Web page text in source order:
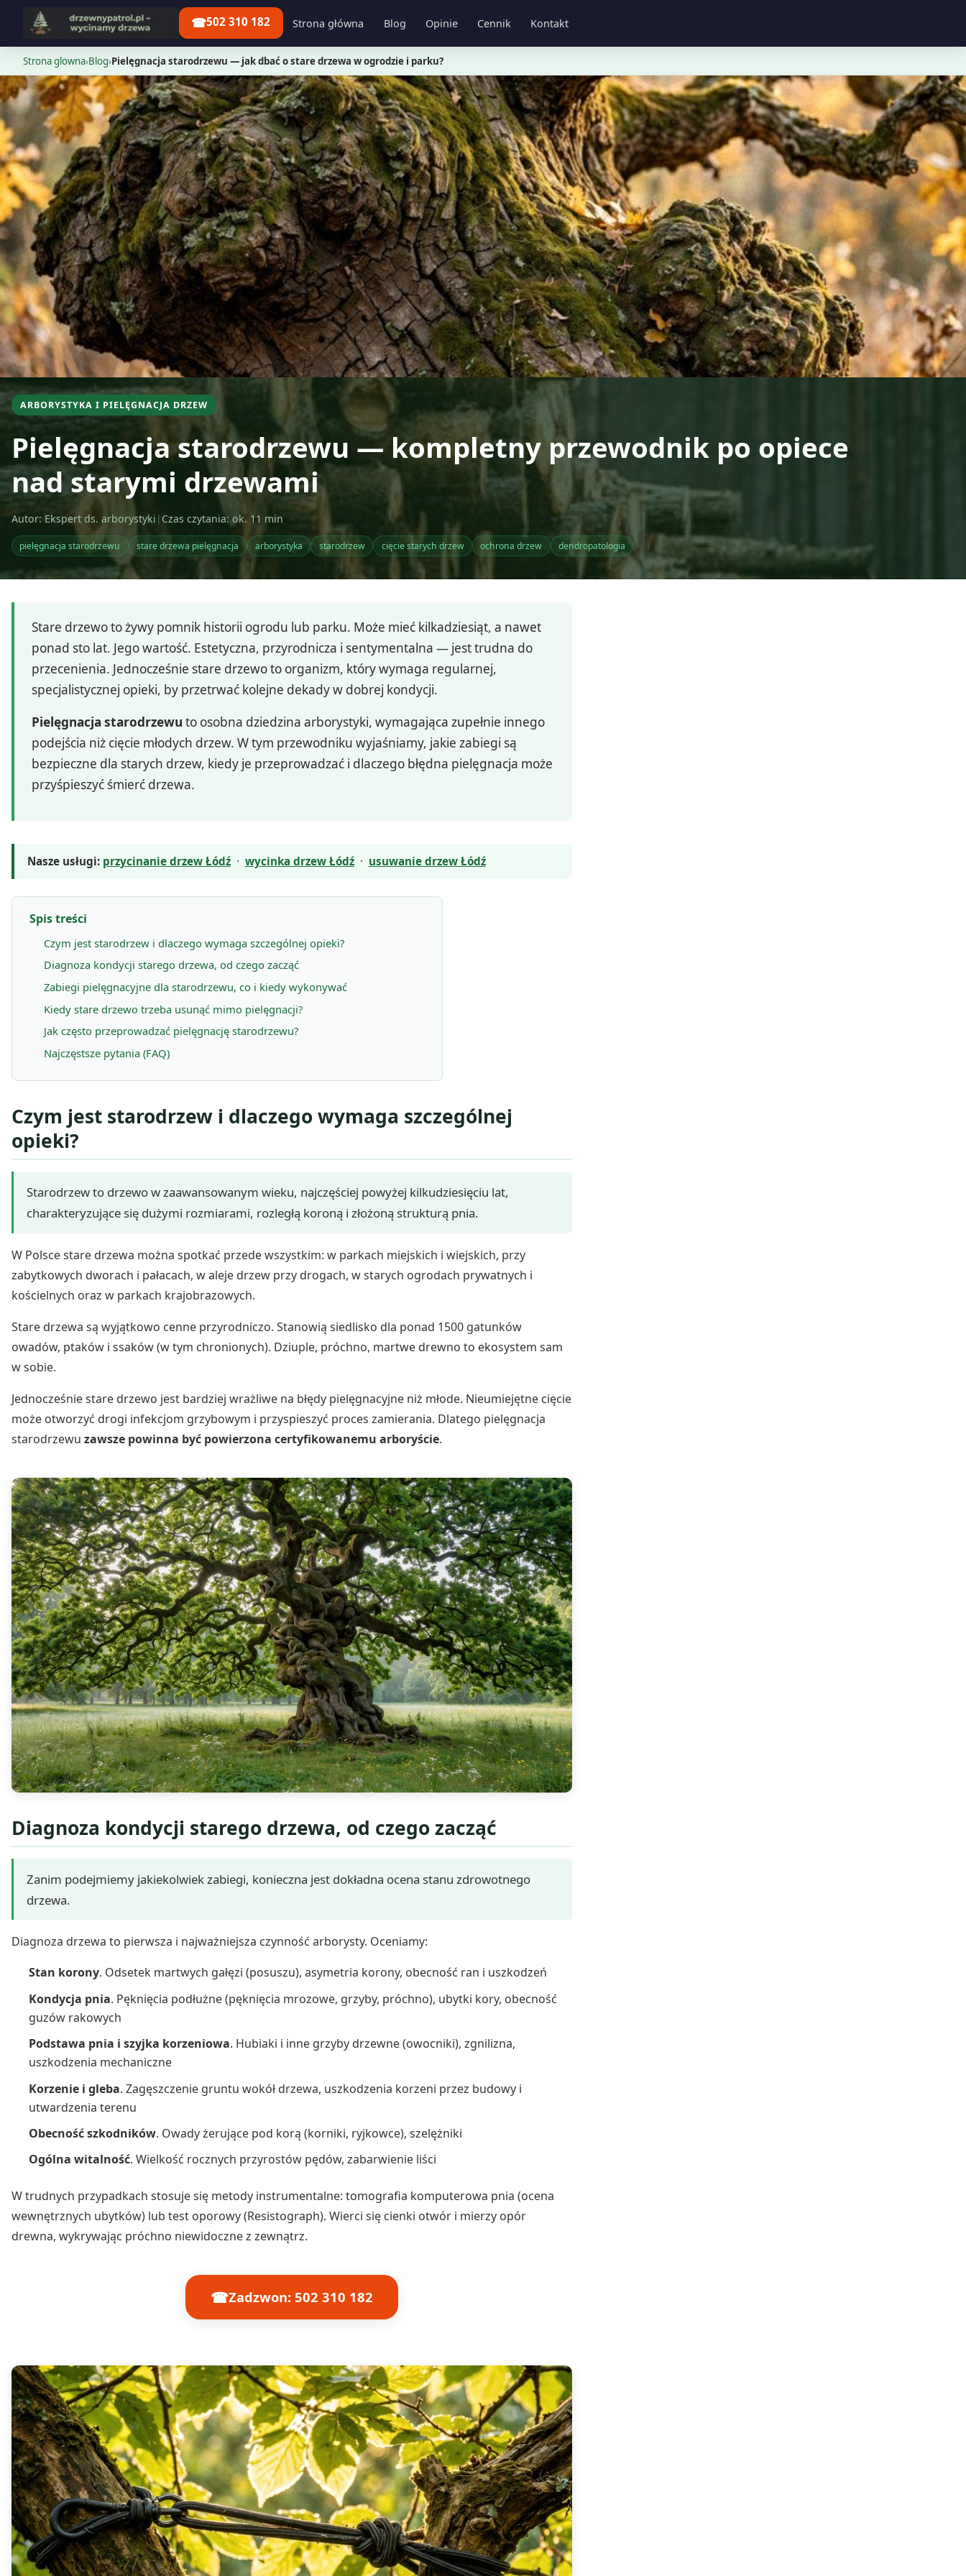
☎502 310 182 Strona główna Blog Opinie Cennik Kontakt
Strona glowna›Blog›Pielęgnacja starodrzewu — jak dbać o stare drzewa w ogrodzie i parku?
ARBORYSTYKA I PIELĘGNACJA DRZEW
Pielęgnacja starodrzewu — kompletny przewodnik po opiece
nad starymi drzewami
Autor: Ekspert ds. arborystyki | Czas czytania: ok. 11 min
pielęgnacja starodrzewu stare drzewa pielęgnacja arborystyka starodrzew cięcie starych drzew ochrona drzew dendropatologia
Stare drzewo to żywy pomnik historii ogrodu lub parku. Może mieć kilkadziesiąt, a nawet
ponad sto lat. Jego wartość. Estetyczna, przyrodnicza i sentymentalna — jest trudna do
przecenienia. Jednocześnie stare drzewo to organizm, który wymaga regularnej,
specjalistycznej opieki, by przetrwać kolejne dekady w dobrej kondycji.
Pielęgnacja starodrzewu to osobna dziedzina arborystyki, wymagająca zupełnie innego
podejścia niż cięcie młodych drzew. W tym przewodniku wyjaśniamy, jakie zabiegi są
bezpieczne dla starych drzew, kiedy je przeprowadzać i dlaczego błędna pielęgnacja może
przyśpieszyć śmierć drzewa.
Nasze usługi: przycinanie drzew Łódź· wycinka drzew Łódź· usuwanie drzew Łódź
Spis treści
Czym jest starodrzew i dlaczego wymaga szczególnej opieki?
Diagnoza kondycji starego drzewa, od czego zacząć
Zabiegi pielęgnacyjne dla starodrzewu, co i kiedy wykonywać
Kiedy stare drzewo trzeba usunąć mimo pielęgnacji?
Jak często przeprowadzać pielęgnację starodrzewu?
Najczęstsze pytania (FAQ)
Czym jest starodrzew i dlaczego wymaga szczególnej
opieki?
Starodrzew to drzewo w zaawansowanym wieku, najczęściej powyżej kilkudziesięciu lat,
charakteryzujące się dużymi rozmiarami, rozległą koroną i złożoną strukturą pnia.
W Polsce stare drzewa można spotkać przede wszystkim: w parkach miejskich i wiejskich, przy
zabytkowych dworach i pałacach, w aleje drzew przy drogach, w starych ogrodach prywatnych i
kościelnych oraz w parkach krajobrazowych.
Stare drzewa są wyjątkowo cenne przyrodniczo. Stanowią siedlisko dla ponad 1500 gatunków
owadów, ptaków i ssaków (w tym chronionych). Dziuple, próchno, martwe drewno to ekosystem sam
w sobie.
Jednocześnie stare drzewo jest bardziej wrażliwe na błędy pielęgnacyjne niż młode. Nieumiejętne cięcie
może otworzyć drogi infekcjom grzybowym i przyspieszyć proces zamierania. Dlatego pielęgnacja
starodrzewu zawsze powinna być powierzona certyfikowanemu arboryście.
Diagnoza kondycji starego drzewa, od czego zacząć
Zanim podejmiemy jakiekolwiek zabiegi, konieczna jest dokładna ocena stanu zdrowotnego
drzewa.
Diagnoza drzewa to pierwsza i najważniejsza czynność arborysty. Oceniamy:
Stan korony. Odsetek martwych gałęzi (posuszu), asymetria korony, obecność ran i uszkodzeń
Kondycja pnia. Pęknięcia podłużne (pęknięcia mrozowe, grzyby, próchno), ubytki kory, obecność
guzów rakowych
Podstawa pnia i szyjka korzeniowa. Hubiaki i inne grzyby drzewne (owocniki), zgnilizna,
uszkodzenia mechaniczne
Korzenie i gleba. Zagęszczenie gruntu wokół drzewa, uszkodzenia korzeni przez budowy i
utwardzenia terenu
Obecność szkodników. Owady żerujące pod korą (korniki, ryjkowce), szelężniki
Ogólna witalność. Wielkość rocznych przyrostów pędów, zabarwienie liści
W trudnych przypadkach stosuje się metody instrumentalne: tomografia komputerowa pnia (ocena
wewnętrznych ubytków) lub test oporowy (Resistograph). Wierci się cienki otwór i mierzy opór
drewna, wykrywając próchno niewidoczne z zewnątrz.
☎Zadzwon: 502 310 182